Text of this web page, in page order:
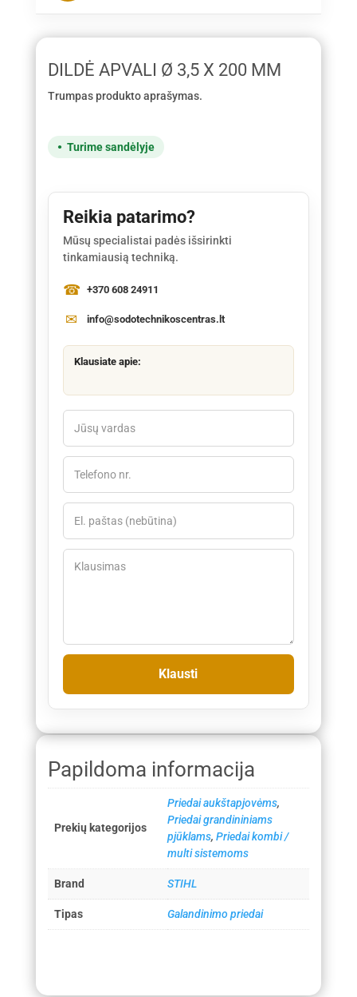
DILDĖ APVALI Ø 3,5 X 200 MM
Trumpas produkto aprašymas.
Turime sandėlyje
Reikia patarimo?
Mūsų specialistai padės išsirinkti
tinkamiausią techniką.
+370 608 24911
info@sodotechnikoscentras.lt
Klausiate apie:
Papildoma informacija
Prekių kategorijos
Priedai aukštapjovėms,
Priedai grandininiams
pjūklams, Priedai kombi /
multi sistemoms
Brand STIHL
Tipas Galandinimo priedai